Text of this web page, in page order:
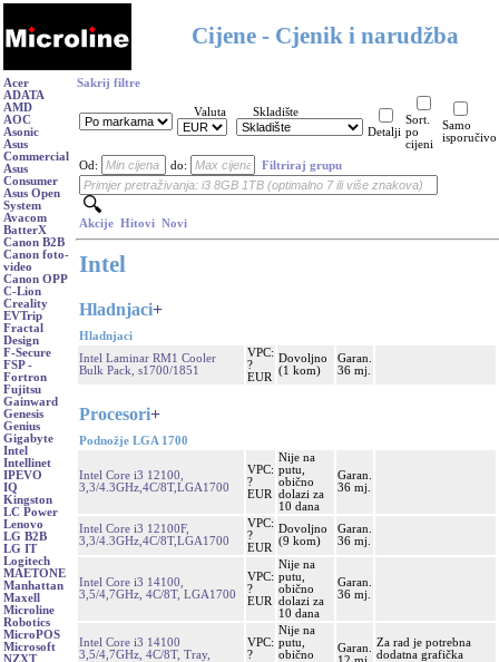
Cijene - Cjenik i narudžba
Acer
ADATA
AMD
AOC
Asonic
Asus
Commercial
Asus
Consumer
Asus Open
System
Avacom
BatterX
Canon B2B
Canon foto-
video
Canon OPP
C-Lion
Creality
EVTrip
Fractal
Design
F-Secure
FSP -
Fortron
Fujitsu
Gainward
Genesis
Genius
Gigabyte
Intel
Intellinet
IPEVO
IQ
Kingston
LC Power
Lenovo
LG B2B
LG IT
Logitech
MAETONE
Manhattan
Maxell
Microline
Robotics
MicroPOS
Microsoft
NZXT
Sakrij filtre
Valuta
Skladište
Detalji
Sort.
po
cijeni
Samo
isporučivo
Od: do: Filtriraj grupu
Akcije Hitovi Novi
Intel
Hladnjaci+
Hladnjaci
Intel Laminar RM1 Cooler
Bulk Pack, s1700/1851
VPC:
?
EUR
Dovoljno
(1 kom)
Garan.
36 mj.
Procesori+
Podnožje LGA 1700
Intel Core i3 12100,
3,3/4.3GHz,4C/8T,LGA1700
VPC:
?
EUR
Nije na
putu,
obično
dolazi za
10 dana
Garan.
36 mj.
Intel Core i3 12100F,
3,3/4.3GHz,4C/8T,LGA1700
VPC:
?
EUR
Dovoljno
(9 kom)
Garan.
36 mj.
Intel Core i3 14100,
3,5/4,7GHz, 4C/8T, LGA1700
VPC:
?
EUR
Nije na
putu,
obično
dolazi za
10 dana
Garan.
36 mj.
Intel Core i3 14100
3,5/4,7GHz, 4C/8T, Tray,
VPC:
?
Nije na
putu,
obično
Garan.
Za rad je potrebna
dodatna grafička